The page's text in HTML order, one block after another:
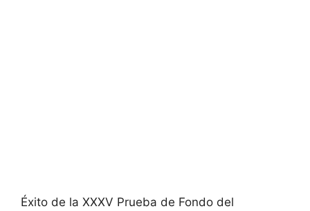
Éxito de la XXXV Prueba de Fondo del